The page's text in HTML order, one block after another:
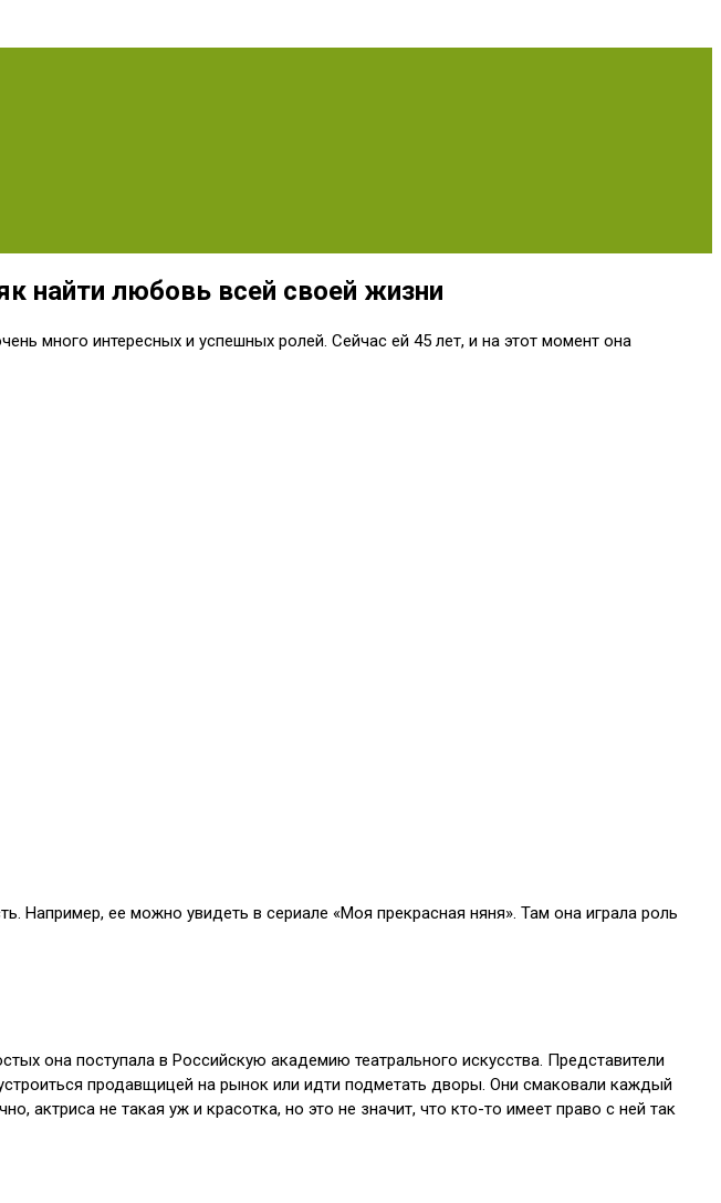
найти любовь всей своей жизни
много интересных и успешных ролей. Сейчас ей 45 лет, и на этот момент она
Например, ее можно увидеть в сериале «Моя прекрасная няня». Там она играла роль
она поступала в Российскую академию театрального искусства. Представители
продавщицей на рынок или идти подметать дворы. Они смаковали каждый
актриса не такая уж и красотка, но это не значит, что кто-то имеет право с ней так